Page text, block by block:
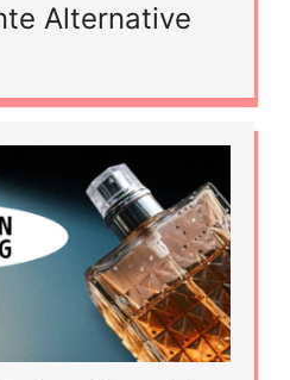
Alternative